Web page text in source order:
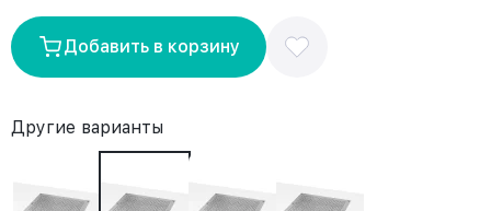
Добавить в корзину
Другие варианты